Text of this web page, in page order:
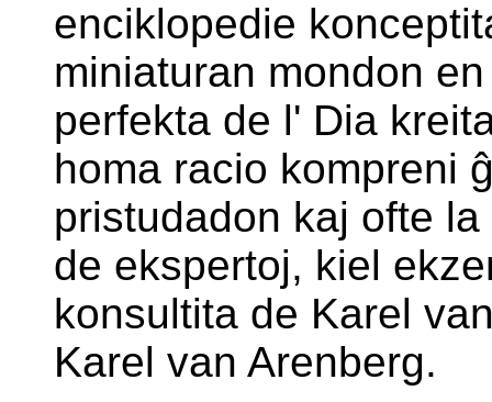
enciklopedie
miniaturan mondon
perfekta de l' Dia
homa racio kompreni
pristudadon kaj ofte
de ekspertoj, kiel
konsultita de Karel
Karel van Arenberg.